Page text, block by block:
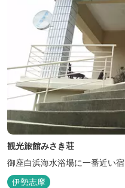
観光旅館みさき荘
御座白浜海水浴場に一番近い宿
伊勢志摩